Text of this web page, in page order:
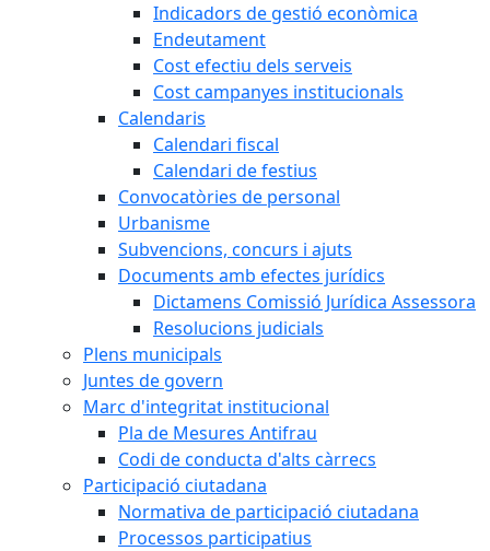
Indicadors de gestió econòmica
Endeutament
Cost efectiu dels serveis
Cost campanyes institucionals
Calendaris
Calendari fiscal
Calendari de festius
Convocatòries de personal
Urbanisme
Subvencions, concurs i ajuts
Documents amb efectes jurídics
Dictamens Comissió Jurídica Assessora
Resolucions judicials
Plens municipals
Juntes de govern
Marc d'integritat institucional
Pla de Mesures Antifrau
Codi de conducta d'alts càrrecs
Participació ciutadana
Normativa de participació ciutadana
Processos participatius